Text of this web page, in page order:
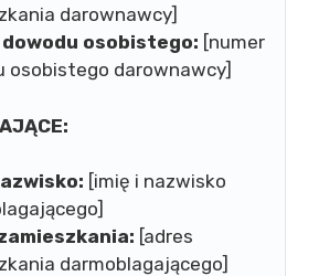
darownawcy]
dowodu osobistego: [numer
osobistego darownawcy]
[imię i nazwisko
[adres
darmoblagającego]